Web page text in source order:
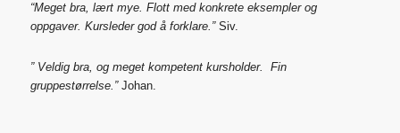
“Meget bra, lært mye. Flott med konkrete eksempler og
oppgaver. Kursleder god å forklare.”Siv.
” Veldig bra, og meget kompetent kursholder. Fin
gruppestørrelse.”Johan.